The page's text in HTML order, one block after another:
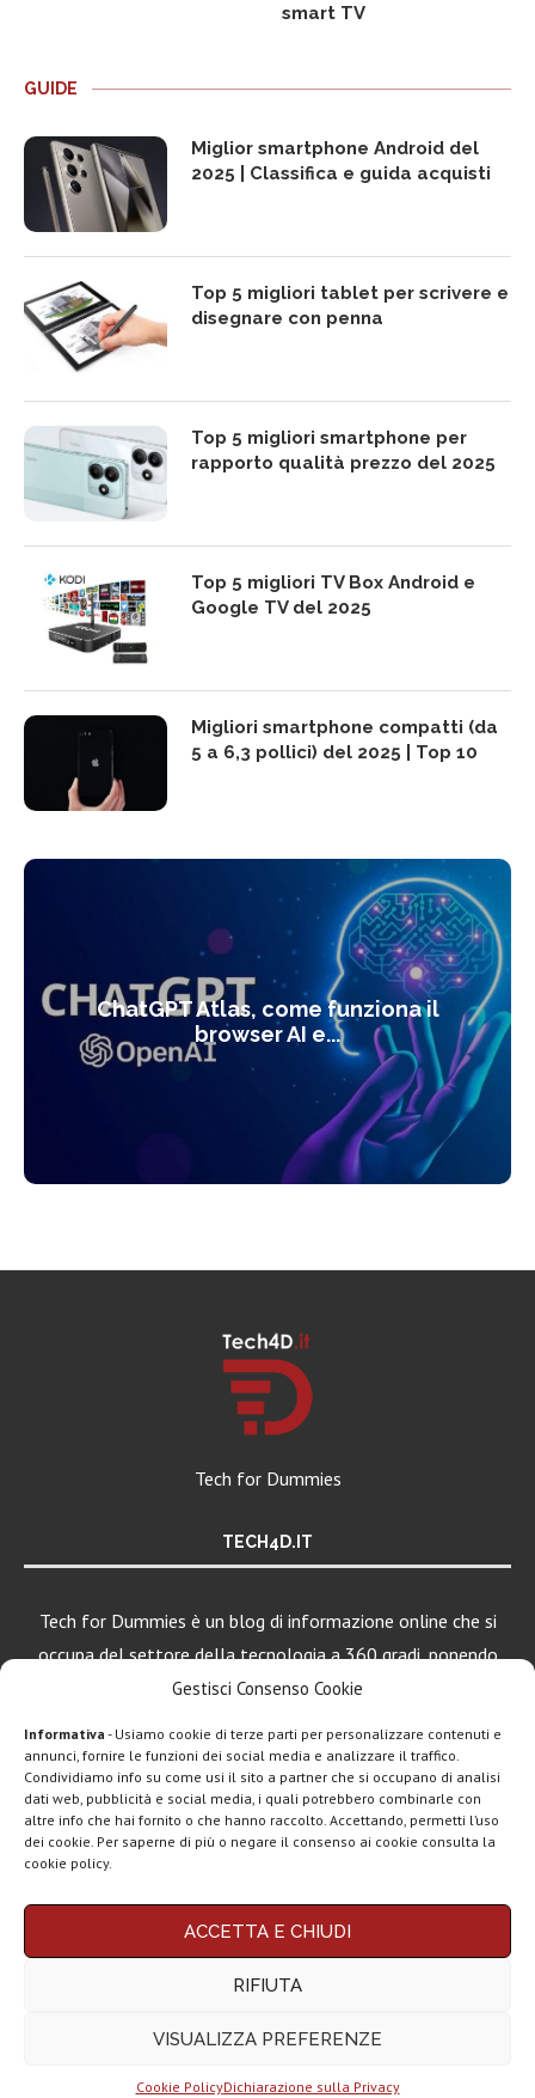
Gestisci Consenso Cookie
Informativa - Usiamo cookie di terze parti per personalizzare contenuti e
annunci, fornire le funzioni dei social media e analizzare il traffico.
Condividiamo info su come usi il sito a partner che si occupano di analisi
dati web, pubblicità e social media, i quali potrebbero combinarle con
altre info che hai fornito o che hanno raccolto. Accettando, permetti l’uso
dei cookie. Per saperne di più o negare il consenso ai cookie consulta la
cookie policy.
ACCETTA E CHIUDI
RIFIUTA
VISUALIZZA PREFERENZE
Cookie PolicyDichiarazione sulla Privacy
smart TV
GUIDE
Miglior smartphone Android del
2025 | Classifica e guida acquisti
Top 5 migliori tablet per scrivere e
disegnare con penna
Top 5 migliori smartphone per
rapporto qualità prezzo del 2025
Top 5 migliori TV Box Android e
Google TV del 2025
Migliori smartphone compatti (da
5 a 6,3 pollici) del 2025 | Top 10
ChatGPT Atlas, come funziona il
browser AI e...
Tech for Dummies
TECH4D.IT
Tech for Dummies è un blog di informazione online che si
occupa del settore della tecnologia a 360 gradi, ponendo
una particolare attenzione al mondo Android, Apple e
Chi siamo Contatti Disclaimer Privacy policy
Questo blog non rappresenta una testata giornalistica in quanto viene aggiornato
Affiliazione Amazon EU, un programma che eroga ai siti una commissione
Tech4Dummies riceve un guadagno dagli acquisti idonei.
LEGGI ANCHE
Motorola rinnova
per intenditori...
NexPhone è il
smartphone con...